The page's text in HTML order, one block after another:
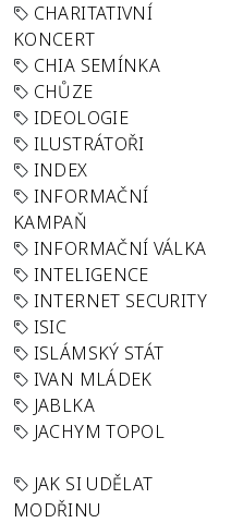
CHARITATIVNÍ
KONCERT
CHIA SEMÍNKA
CHŮZE
IDEOLOGIE
ILUSTRÁTOŘI
INDEX
INFORMAČNÍ
KAMPAŇ
INFORMAČNÍ VÁLKA
INTELIGENCE
INTERNET SECURITY
ISIC
ISLÁMSKÝ STÁT
IVAN MLÁDEK
JABLKA
JACHYM TOPOL
JAK SI UDĚLAT
MODŘINU